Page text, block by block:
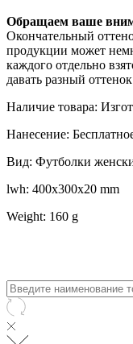
Обращаем ваше
Окончательный
продукции может
каждого отдельно
давать разный
Наличие товара:
Нанесение:
Вид: Футболки
lwh: 400x300x20 mm
Weight: 160 g